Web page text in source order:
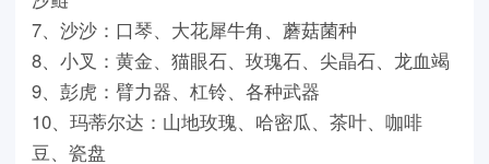
7、沙沙：口琴、大花犀牛角、蘑菇菌种
8、小叉：黄金、猫眼石、玫瑰石、尖晶石、龙血竭
9、彭虎：臂力器、杠铃、各种武器
10、玛蒂尔达：山地玫瑰、哈密瓜、茶叶、咖啡
豆、瓷盘